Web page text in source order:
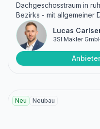
Dachgeschosstraum in
Bezirks - mit allgemeiner
Lucas
3SI Makler
Neu Neubau